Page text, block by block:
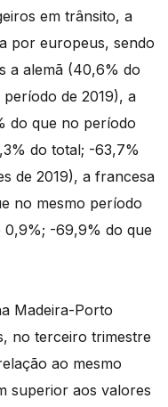
em trânsito, a
por europeus, sendo
a alemã (40,6% do
de 2019), a
do que no período
do total; -63,7%
de 2019), a francesa
no mesmo período
0,9%; -69,9% do que
Madeira-Porto
no terceiro trimestre
ao mesmo
superior aos valores